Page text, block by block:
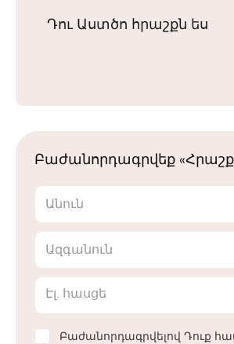
Դու Աստծո հրաշքն ես
Բաժանորդագրվեք «Հրաշք
Անուն
Ազգանուն
Էլ. հասցե
Բաժանորդագրվելով Դուք